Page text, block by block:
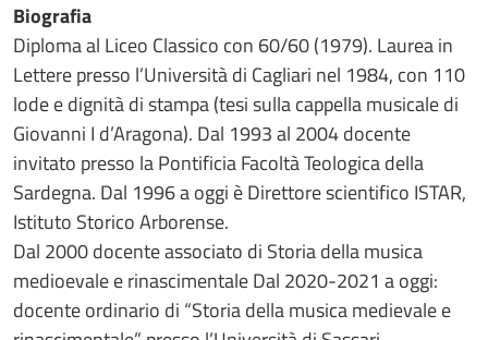
Biografia
Diploma al Liceo Classico con 60/60 (1979). Laurea in
Lettere presso l’Università di Cagliari nel 1984, con 110
lode e dignità di stampa (tesi sulla cappella musicale di
Giovanni I d’Aragona). Dal 1993 al 2004 docente
invitato presso la Pontificia Facoltà Teologica della
Sardegna. Dal 1996 a oggi è Direttore scientifico ISTAR,
Istituto Storico Arborense.
Dal 2000 docente associato di Storia della musica
medioevale e rinascimentale Dal 2020-2021 a oggi:
docente ordinario di “Storia della musica medievale e